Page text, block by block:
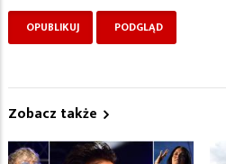
Zobacz także